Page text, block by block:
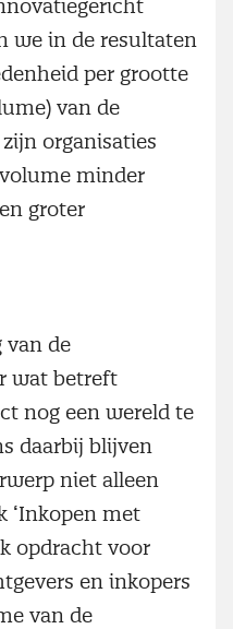
we in de resultaten
per grootte
van de
organisaties
minder
groter
van de
wat betreft
nog een wereld te
daarbij blijven
niet alleen
‘Inkopen met
opdracht voor
en inkopers
van de